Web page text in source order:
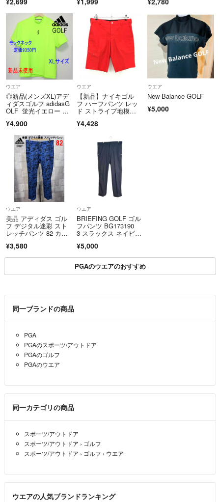
リーサイズ
ウエア
◎新品(メンズXL)アデ
ィダスゴルフ adidasG
OLF 蛍光イエロー コ
ク 半袖シャツ ゴルフ
ウェアー
¥4,900
ウエア
【新品】ナイキゴル
フ ハーフパンツ レッ
ド ストライプ地模
トレッチ DRI-FIT メン
¥4,428
ウエア
New Balance GOLF
¥5,000
ウエア
美品 アディダス ゴル
フ デジタル迷彩 スト
レッチパンツ 82 カモ
¥3,580
ウエア
BRIEFING GOLF ゴル
フパンツ BG173190
3 スラックス ネイビ
¥5,000
PGAのウエアのおすすめ
同一ブランドの商品
PGA
PGAのスポーツ/アウトドア
PGAのゴルフ
PGAのウエア
同一カテゴリの商品
スポーツ/アウトドア
スポーツ/アウトドア › ゴルフ
スポーツ/アウトドア › ゴルフ › ウエア
ウエアの人気ブランドランキング